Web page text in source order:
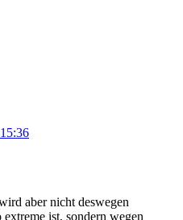
aber nicht deswegen
ist, sondern wegen